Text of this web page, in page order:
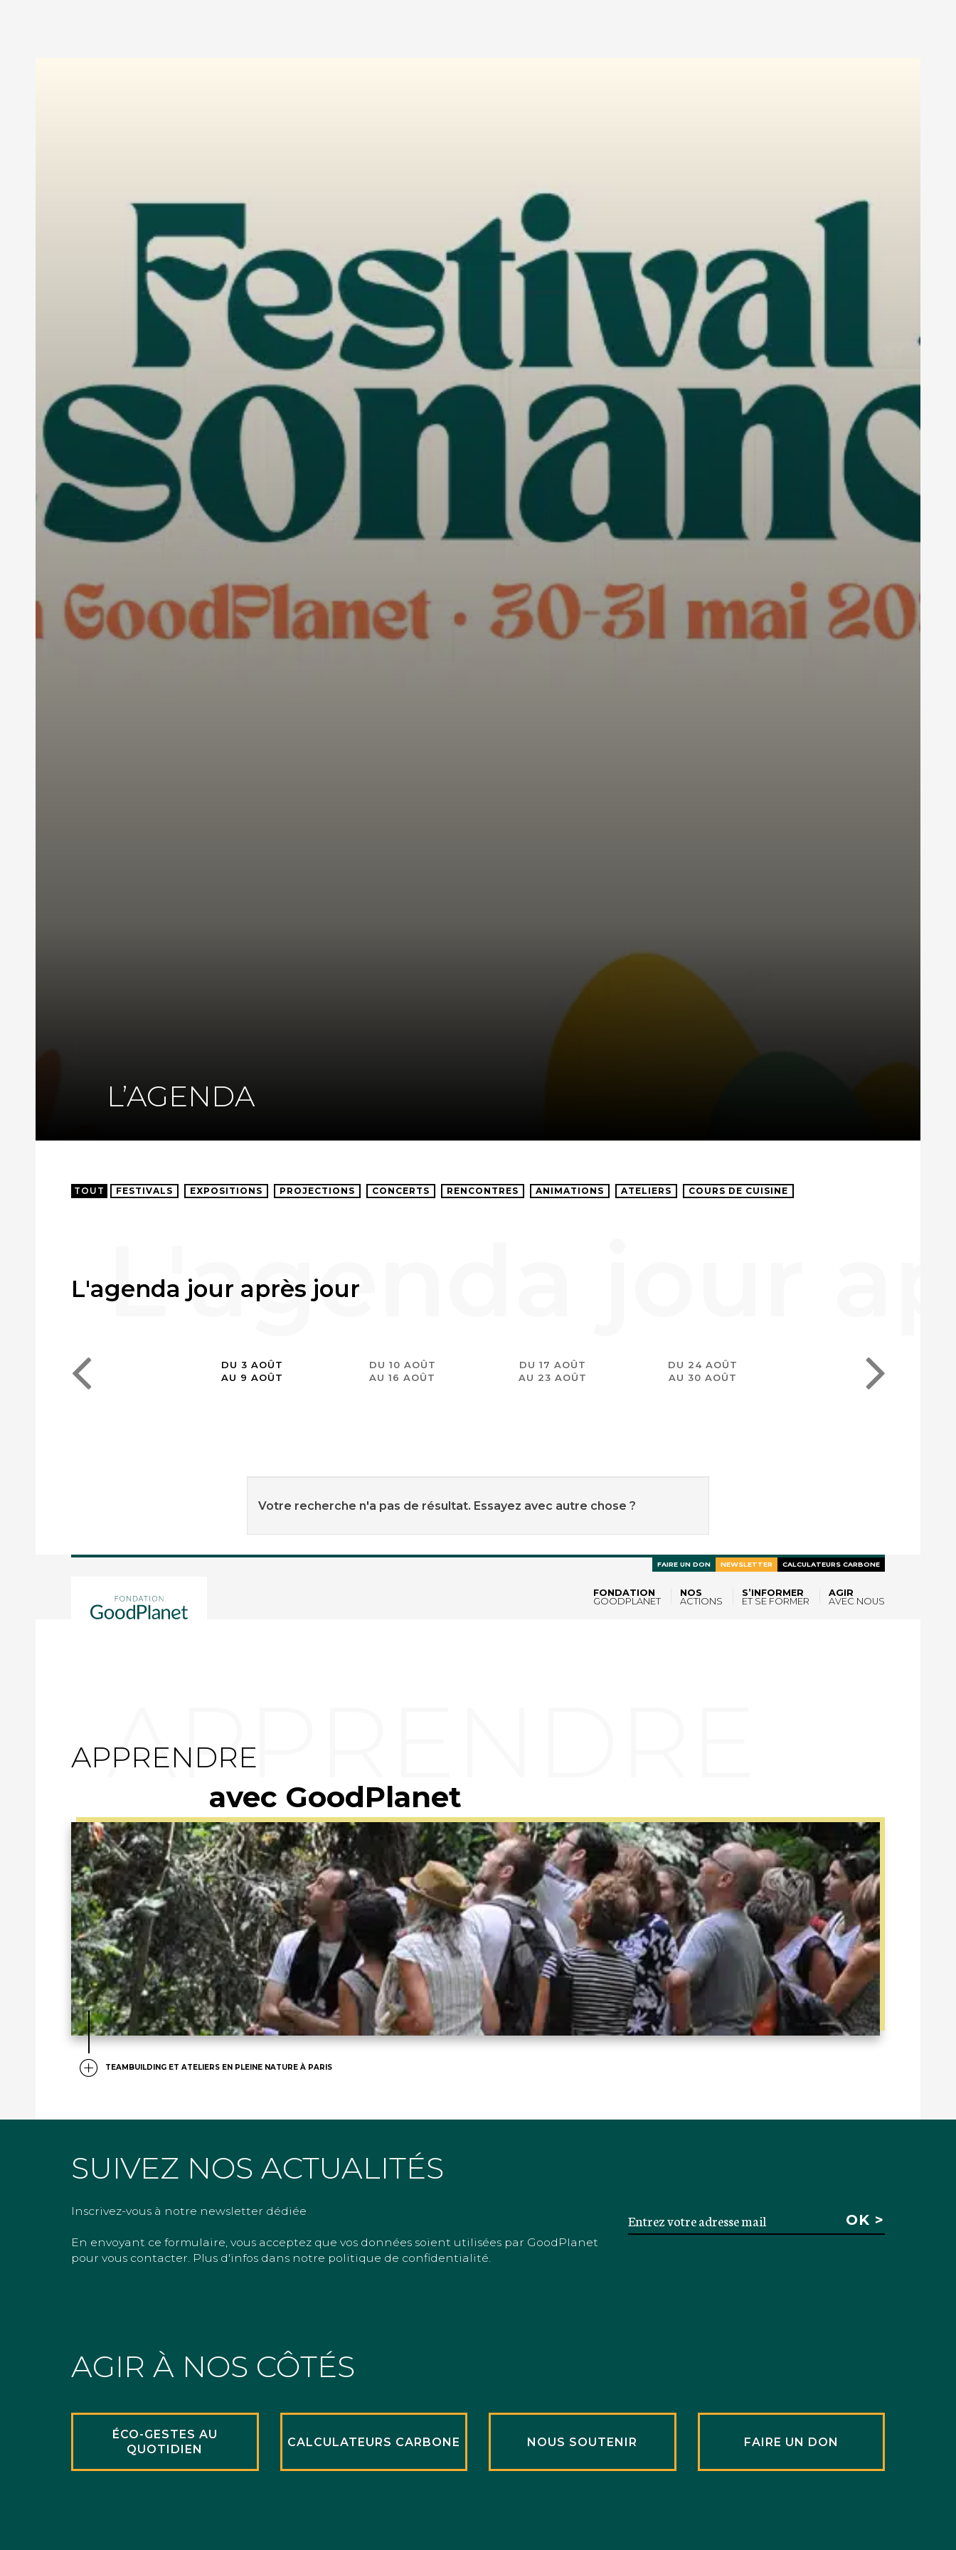
FONDATION
GOODPLANET
NOS
ACTIONS
S’INFORMER
ET SE FORMER
AGIR
AVEC NOUS
FAIRE UN DON NEWSLETTER CALCULATEURS CARBONE
L’AGENDA
TOUT FESTIVALS EXPOSITIONS PROJECTIONS CONCERTS RENCONTRES ANIMATIONS ATELIERS COURS DE CUISINE
L'agenda jour après jour
DU 3 AOÛT
AU 9 AOÛT
DU 10 AOÛT
AU 16 AOÛT
DU 17 AOÛT
AU 23 AOÛT
DU 24 AOÛT
AU 30 AOÛT
Votre recherche n'a pas de résultat. Essayez avec autre chose ?
APPRENDRE
avec GoodPlanet
TEAMBUILDING ET ATELIERS EN PLEINE NATURE À PARIS
SUIVEZ NOS ACTUALITÉS
Inscrivez-vous à notre newsletter dédiée
En envoyant ce formulaire, vous acceptez que vos données soient utilisées par GoodPlanet
pour vous contacter. Plus d'infos dans notre politique de confidentialité.
AGIR À NOS CÔTÉS
ÉCO-GESTES AU
QUOTIDIEN
CALCULATEURS CARBONE NOUS SOUTENIR FAIRE UN DON